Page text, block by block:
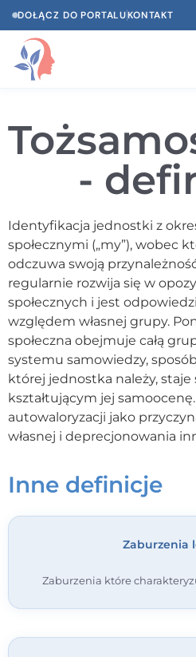
DOŁĄCZ DO PORTALUKONTAKT
Gabinety NOWOŚĆ
Według specjalizacji
Diagnozy psychologiczne
Testy psychologiczne
Dawka wiedzy
Dla specjalistów
Kontakt
Dołącz do
-
Identyfikacja jednostki z
społecznymi („my”), wobec
odczuwa swoją
regularnie rozwija się w
społecznych i jest
względem własnej grupy.
społeczna obejmuje całą
systemu samowiedzy,
której jednostka należy,
kształtującym jej
autowaloryzacji jako
własnej i deprecjonowania
Inne definicje
Zaburzenia
Zaburzenia które